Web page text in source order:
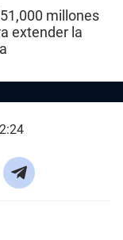
millones
extender la